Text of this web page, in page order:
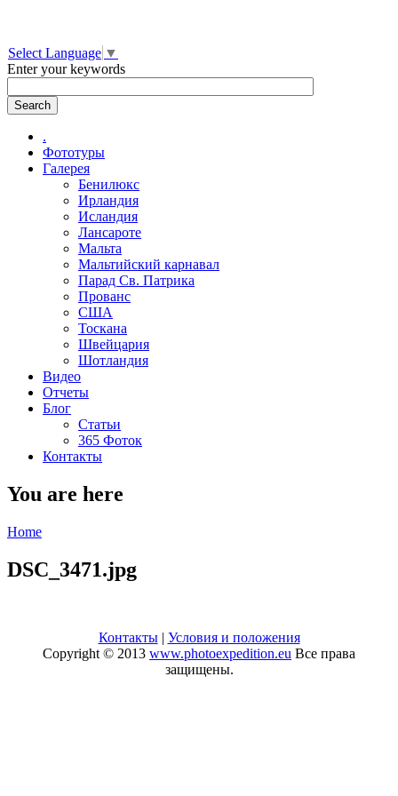
Select Language ▼
Enter your keywords
.
Фототуры
Галерея
Бенилюкс
Ирландия
Исландия
Лансароте
Мальта
Мальтийский карнавал
Парад Св. Патрика
Прованс
США
Тоскана
Швейцария
Шотландия
Видео
Отчеты
Блог
Статьи
365 Фоток
Контакты
You are here
Home
DSC_3471.jpg
Контакты| Условия и положения
Copyright © 2013 www.photoexpedition.eu Все права
защищены.